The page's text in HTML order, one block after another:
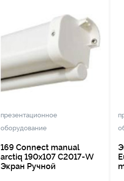
презентационное
оборудование
169 Connect manual
arctiq 190x107 C2017-W
Экран Ручной